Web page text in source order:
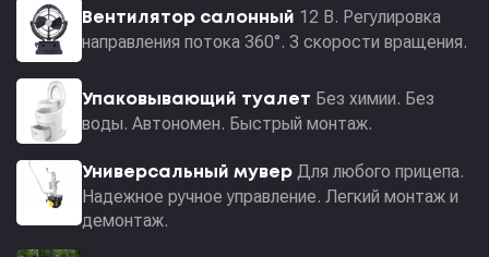
Вентилятор салонный 12 В. Регулировка
направления потока 360°. 3 скорости вращения.
Упаковывающий туалет Без химии. Без
воды. Автономен. Быстрый монтаж.
Универсальный мувер Для любого прицепа.
Надежное ручное управление. Легкий монтаж и
демонтаж.